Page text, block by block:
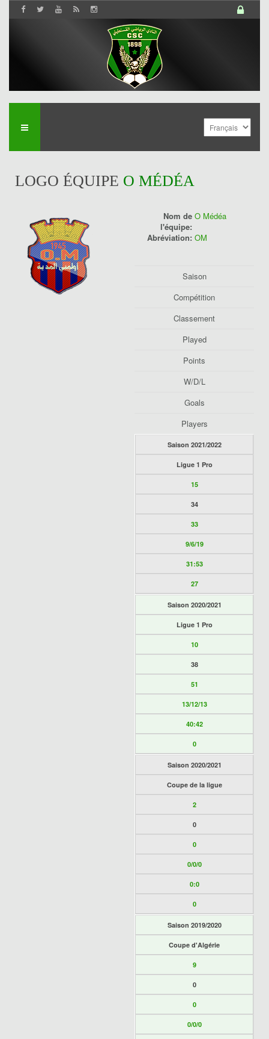
LOGO ÉQUIPE O MÉDÉA
Nom de
l'équipe:
O Médéa
Abréviation: OM
History
Saison
Compétition
Classement
Played
Points
W/D/L
Goals
Players
Saison 2021/2022
Ligue 1 Pro
15
34
33
9/6/19
31:53
27
Saison 2020/2021
Ligue 1 Pro
10
38
51
13/12/13
40:42
0
Saison 2020/2021
Coupe de la ligue
2
0
0
0/0/0
0:0
0
Saison 2019/2020
Coupe d'Algérie
9
0
0
0/0/0